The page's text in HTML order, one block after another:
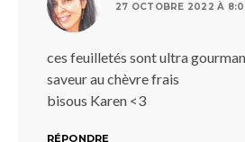
27 OCTOBRE 2022 À
ces feuilletés sont ultra
saveur au chèvre frais
bisous Karen <3
RÉPONDRE